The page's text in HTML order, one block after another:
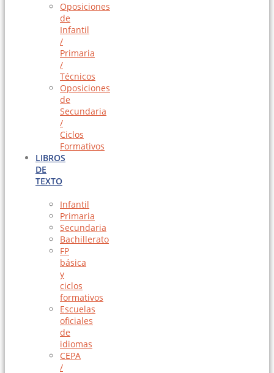
Oposiciones
de
Infantil
/
Primaria
/
Técnicos
Oposiciones
de
Secundaria
/
Ciclos
Formativos
LIBROS
DE
TEXTO
Infantil
Primaria
Secundaria
Bachillerato
FP
básica
y
ciclos
formativos
Escuelas
oficiales
de
idiomas
CEPA
/